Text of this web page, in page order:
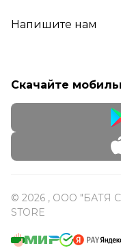
Напишите нам
Скачайте
© 2026 , ООО "БАТЯ
STORE